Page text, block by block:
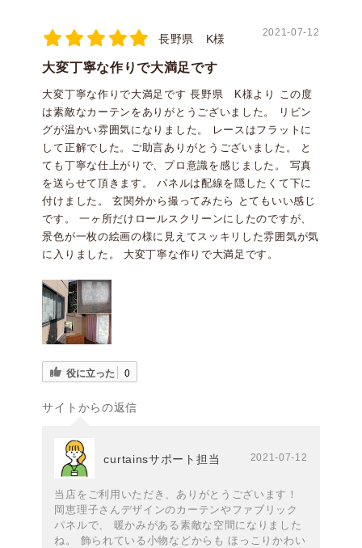
長野県 K様 2021-07-12
大変丁寧な作りで大満足です
大変丁寧な作りで大満足です 長野県 K様より この度
は素敵なカーテンをありがとうございました。 リビン
グが温かい雰囲気になりました。 レースはフラットに
して正解でした。ご助言ありがとうございました。 と
ても丁寧な仕上がりで、プロ意識を感じました。 写真
を送らせて頂きます。 パネルは配線を隠したくて下に
付けました。 玄関外から撮ってみたら とてもいい感じ
です。 一ヶ所だけロールスクリーンにしたのですが、
景色が一枚の絵画の様に見えてスッキリした雰囲気が気
に入りました。 大変丁寧な作りで大満足です。
役に立った 0
サイトからの返信
curtainsサポート担当 2021-07-12
当店をご利用いただき、ありがとうございます！
岡恵理子さんデザインのカーテンやファブリック
パネルで、 暖かみがある素敵な空間になりました
ね。 飾られている小物などからも ほっこりかわい